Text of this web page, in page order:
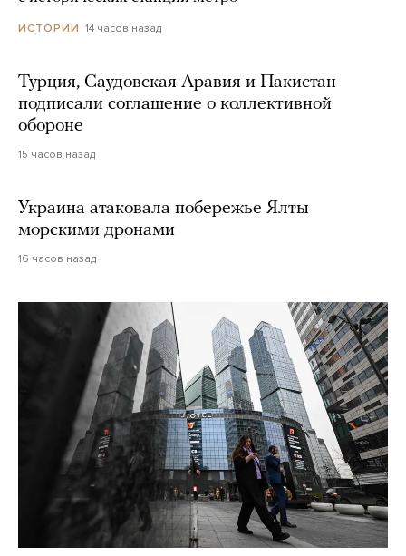
ИСТОРИИ 14 часов назад
Турция, Саудовская Аравия и Пакистан
подписали соглашение о коллективной
обороне
15 часов назад
Украина атаковала побережье Ялты
морскими дронами
16 часов назад